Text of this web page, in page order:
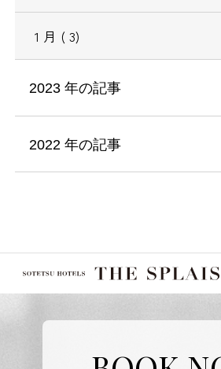
1 月 ( 3)
2023 年の記事
2022 年の記事